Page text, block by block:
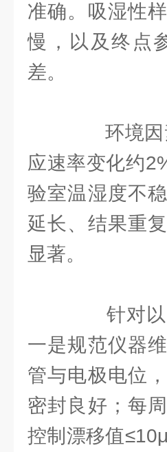
准确。吸湿性
慢，以及终点
差。
环境因
应速率变化约
验室温湿度不
延长、结果重
显著。
针对以
一是规范仪器
管与电极电位
密封良好；每
控制漂移值